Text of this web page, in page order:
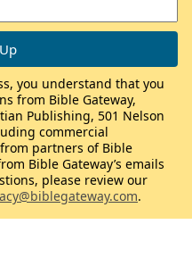
you understand that you
from Bible Gateway,
Publishing, 501 Nelson
commercial
partners of Bible
Bible Gateway’s emails
please review our
.